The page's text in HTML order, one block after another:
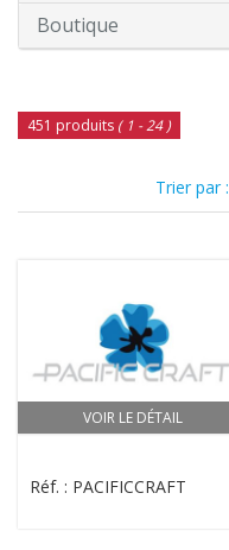
Boutique
451 produits ( 1 - 24 )
Trier par :
VOIR LE DÉTAIL
Réf. : PACIFICCRAFT